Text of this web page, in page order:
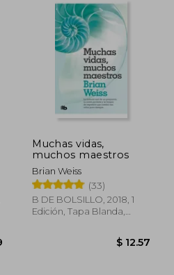
Muchas vidas,
muchos maestros
Brian Weiss
(33)
B DE BOLSILLO, 2018, 1
Edición, Tapa Blanda,